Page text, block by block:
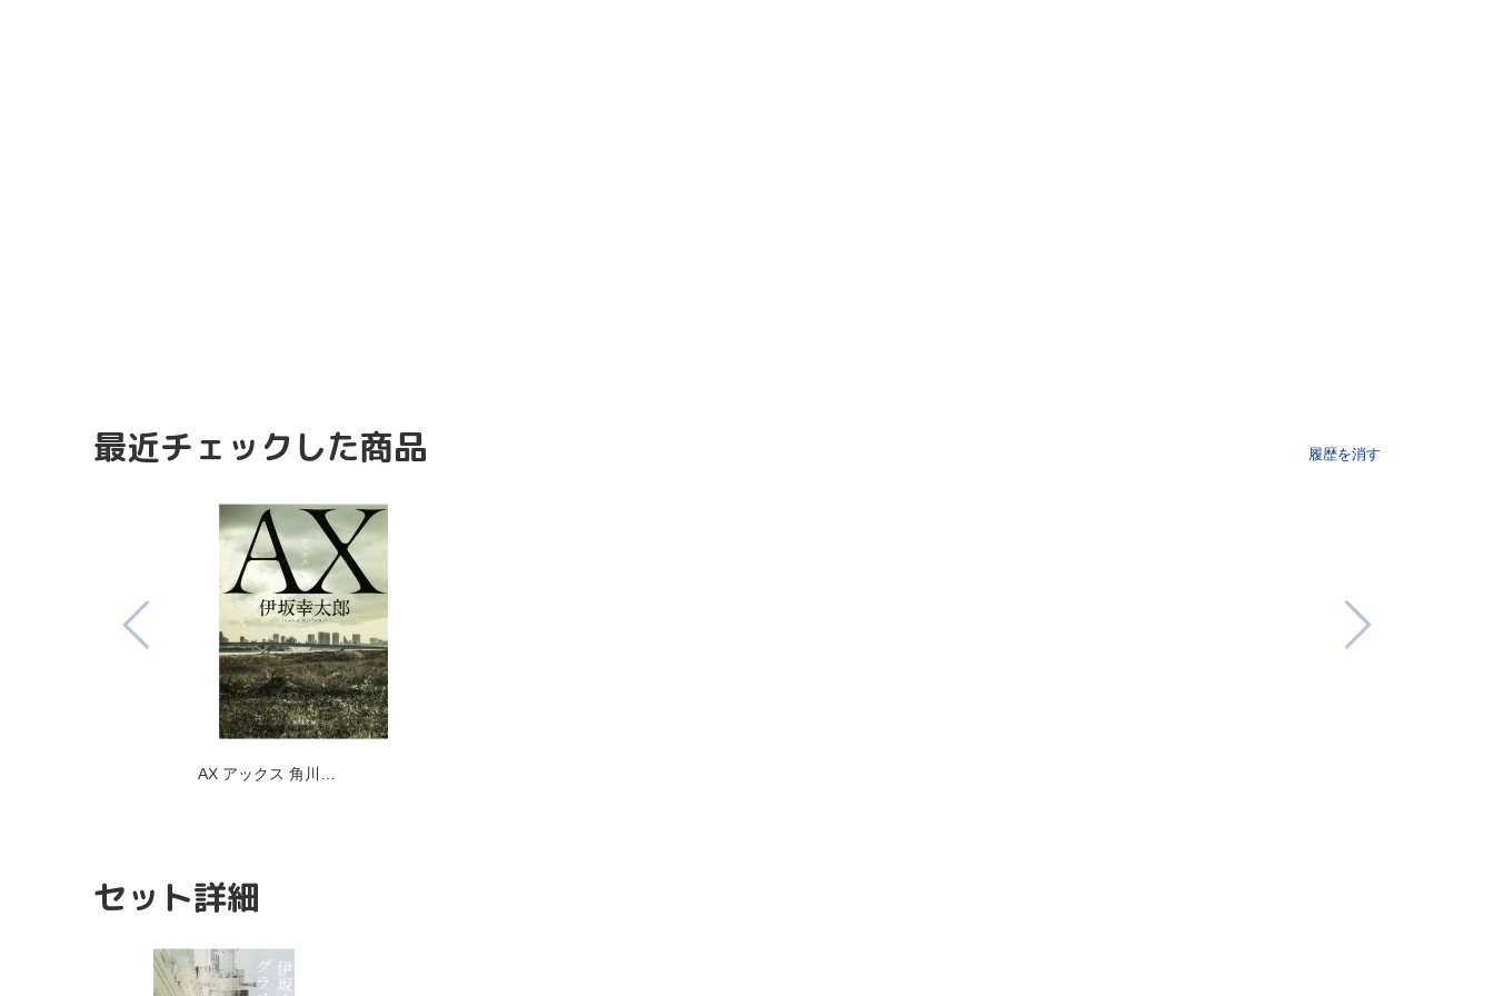
最近チェックした商品 履歴を消す
AX アックス 角川…
セット詳細